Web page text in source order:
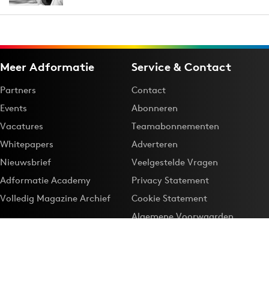
Meer Adformatie
Partners
Events
Vacatures
Whitepapers
Nieuwsbrief
Adformatie Academy
Volledig Magazine Archief
Service & Contact
Contact
Abonneren
Teamabonnementen
Adverteren
Veelgestelde Vragen
Privacy Statement
Cookie Statement
Algemene Voorwaarden